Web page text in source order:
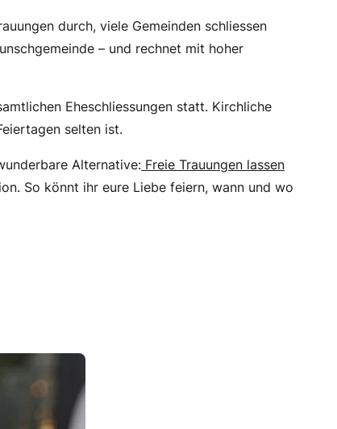
durch, viele Gemeinden schliessen
– und rechnet mit hoher
Eheschliessungen statt. Kirchliche
selten ist.
Alternative: Freie Trauungen lassen
So könnt ihr eure Liebe feiern, wann und wo